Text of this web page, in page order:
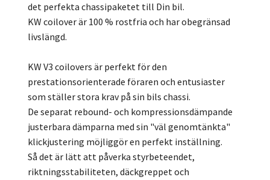
det perfekta chassipaketet till Din bil.
KW coilover är 100 % rostfria och har obegränsad
livslängd.
KW V3 coilovers är perfekt för den
prestationsorienterade föraren och entusiaster
som ställer stora krav på sin bils chassi.
De separat rebound- och kompressionsdämpande
justerbara dämparna med sin "väl genomtänkta"
klickjustering möjliggör en perfekt inställning.
Så det är lätt att påverka styrbeteendet,
riktningsstabiliteten, däckgreppet och